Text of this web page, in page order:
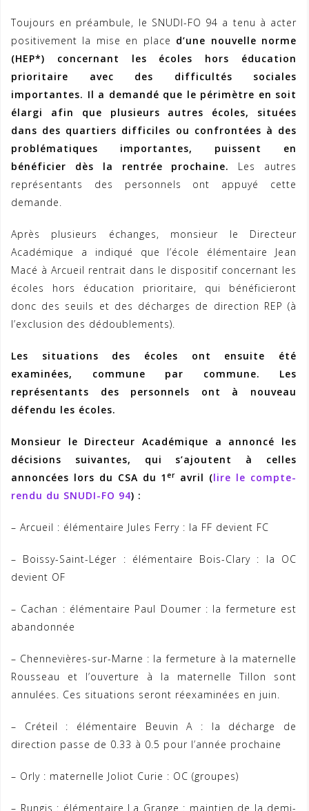
Toujours en préambule, le SNUDI-FO 94 a tenu à acter
positivement la mise en place d’une nouvelle norme
(HEP*) concernant les écoles hors éducation
prioritaire avec des difficultés sociales
importantes. Il a demandé que le périmètre en soit
élargi afin que plusieurs autres écoles, situées
dans des quartiers difficiles ou confrontées à des
problématiques importantes, puissent en
bénéficier dès la rentrée prochaine.
Les autres
représentants des personnels ont appuyé cette
demande.
Après plusieurs échanges, monsieur le Directeur
Académique a indiqué que l’école élémentaire Jean
Macé à Arcueil rentrait dans le dispositif concernant les
écoles hors éducation prioritaire, qui bénéficieront
donc des seuils et des décharges de direction REP (à
l’exclusion des dédoublements).
Les situations des écoles ont ensuite été
examinées, commune par commune. Les
représentants des personnels ont à nouveau
défendu les écoles.
Monsieur le Directeur Académique a annoncé les
décisions suivantes, qui s’ajoutent à celles
annoncées lors du CSA du 1er avril (lire le compte-
rendu du SNUDI-FO 94) :
– Arcueil : élémentaire Jules Ferry : la FF devient FC
– Boissy-Saint-Léger : élémentaire Bois-Clary : la OC
devient OF
– Cachan : élémentaire Paul Doumer : la fermeture est
abandonnée
– Chennevières-sur-Marne : la fermeture à la maternelle
Rousseau et l’ouverture à la maternelle Tillon sont
annulées. Ces situations seront réexaminées en juin.
– Créteil : élémentaire Beuvin A : la décharge de
direction passe de 0.33 à 0.5 pour l’année prochaine
– Orly : maternelle Joliot Curie : OC (groupes)
– Rungis : élémentaire La Grange : maintien de la demi-